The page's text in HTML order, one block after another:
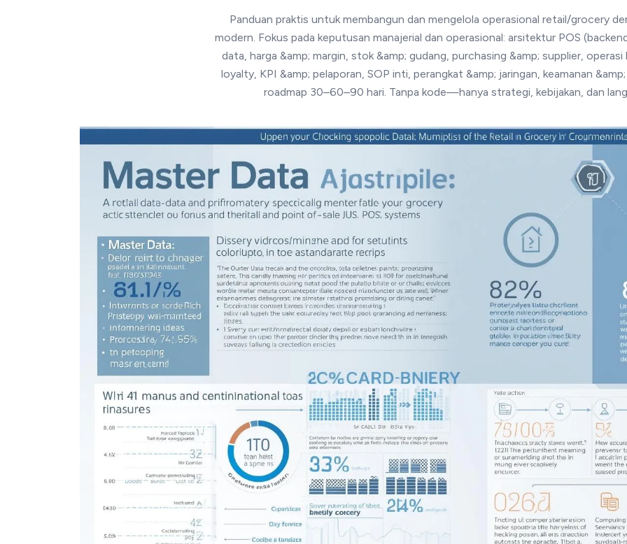
Panduan praktis untuk membangun dan mengelola operasional retail/grocery
modern. Fokus pada keputusan manajerial dan operasional: arsitektur POS
data, harga &amp; margin, stok &amp; gudang, purchasing &amp; supplier, operasi
loyalty, KPI &amp; pelaporan, SOP inti, perangkat &amp; jaringan, keamanan
roadmap 30–60–90 hari. Tanpa kode—hanya strategi, kebijakan, dan